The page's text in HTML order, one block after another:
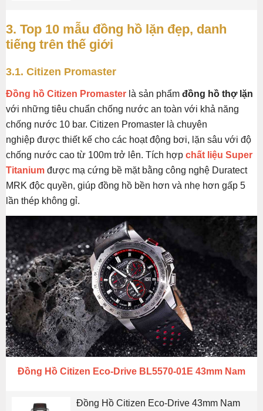
3. Top 10 mẫu đồng hồ lặn đẹp, danh
tiếng trên thế giới
3.1. Citizen Promaster
Đồng hồ Citizen Promaster là sản phẩm đồng hồ thợ lặn
với những tiêu chuẩn chống nước an toàn với khả năng
chống nước 10 bar. Citizen Promaster là chuyên
nghiệp được thiết kế cho các hoạt động bơi, lặn sâu với độ
chống nước cao từ 100m trở lên. Tích hợp chất liệu Super
Titanium được mạ cứng bề mặt bằng công nghệ Duratect
MRK độc quyền, giúp đồng hồ bền hơn và nhẹ hơn gấp 5
lần thép không gỉ.
Đồng Hồ Citizen Eco-Drive BL5570-01E 43mm Nam
Đồng Hồ Citizen Eco-Drive 43mm Nam